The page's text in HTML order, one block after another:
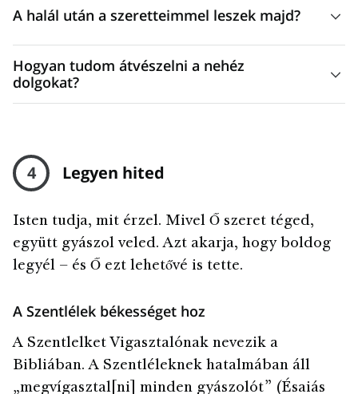
„Krisztusban… mindnyájan megeleveníttetnek”
Tudj meg többet a halál utáni életről
halál után a fizikai test visszatér a földbe, de mi a helyzet a
ember lelke, legyen az jó vagy gonosz, hazavitetik ahhoz az
Istenhez, aki életet adott neki” (Alma 40:11). Minden lélek
újraegyesül majd a saját feltámadt testével, és Isten elé
A halál után a szeretteimmel leszek majd?
büntetésben részesített tolvaj arra kérte az Urat, hogy
emlékezzen rá a mennyben. „És monda néki Jézus: Bizony
Hogyan tudom átvészelni a nehéz
dolgokat?
mert ő már érezte azt. Ő meg tud gyógyítani bennünket. A
Szabadító szerepe az, hogy „bekösse… a megtört szívűeket,
hogy hirdesse[n] a foglyoknak szabadulást, és a
megkötözötteknek megoldást” (Ésaiás 61:1). Imádkozz,
hogy érezd az Ő békességét és gyógyító hatalmát az
életedben.
4 Legyen hited
Isten tudja, mit érzel. Mivel Ő szeret téged,
együtt gyászol veled. Azt akarja, hogy boldog
legyél – és Ő ezt lehetővé is tette.
A Szentlélek békességet hoz
A Szentlelket Vigasztalónak nevezik a
Bibliában. A Szentléleknek hatalmában áll
„megvígasztal[ni] minden gyászolót” (Ésaiás